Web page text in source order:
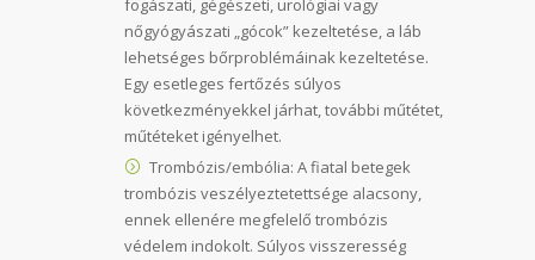
fogászati, gégészeti, urológiai vagy
nőgyógyászati „gócok” kezeltetése, a láb
lehetséges bőrproblémáinak kezeltetése.
Egy esetleges fertőzés súlyos
következményekkel járhat, további műtétet,
műtéteket igényelhet.
Trombózis/embólia: A fiatal betegek
trombózis veszélyeztetettsége alacsony,
ennek ellenére megfelelő trombózis
védelem indokolt. Súlyos visszeresség